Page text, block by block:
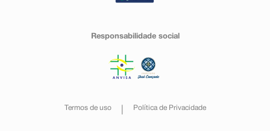
Responsabilidade social
Termos de uso Política de Privacidade